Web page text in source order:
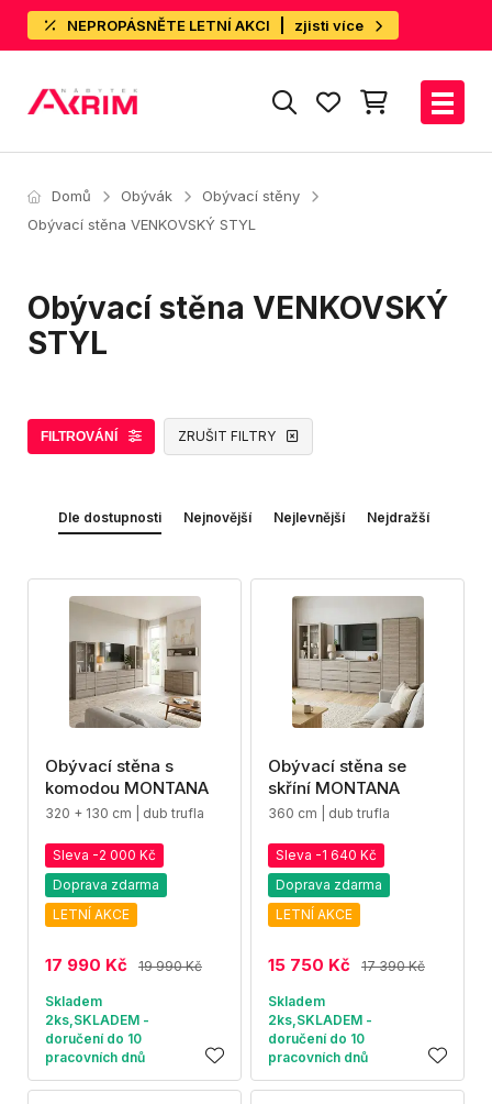
NEPROPÁSNĚTE LETNÍ AKCI zjisti více
Domů Obývák
Obývací stěny
Obývací stěna VENKOVSKÝ STYL
Obývací stěna VENKOVSKÝ
STYL
FILTROVÁNÍ ZRUŠIT FILTRY
Dle dostupnosti Nejnovější Nejlevnější Nejdražší
Obývací stěna s
komodou MONTANA
320 + 130 cm | dub trufla
Sleva -2 000 Kč
Doprava zdarma
LETNÍ AKCE
17 990 Kč 19 990 Kč
Skladem
2ks,SKLADEM -
doručení do 10
pracovních dnů
Obývací stěna se
skříní MONTANA
360 cm | dub trufla
Sleva -1 640 Kč
Doprava zdarma
LETNÍ AKCE
15 750 Kč 17 390 Kč
Skladem
2ks,SKLADEM -
doručení do 10
pracovních dnů